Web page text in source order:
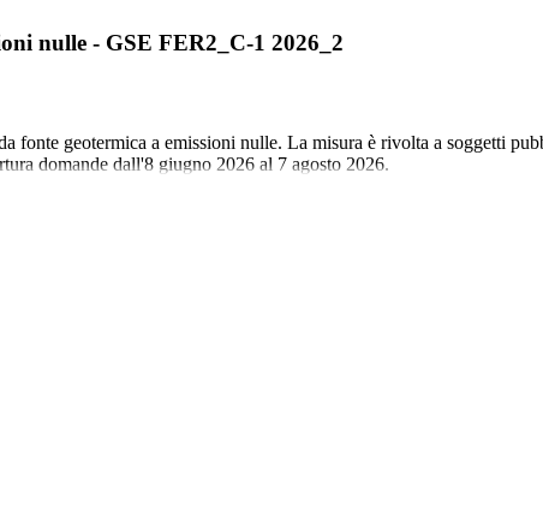
nulle - GSE FER2_C-1 2026_2
geotermica a emissioni nulle. La misura è rivolta a soggetti
domande dall'8 giugno 2026 al 7 agosto 2026.